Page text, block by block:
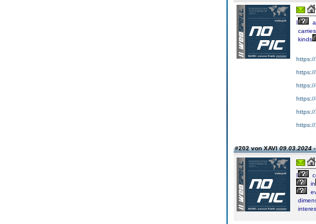
I
carries
kinds
https://
#202 von XAVI09.03.2024
I
in